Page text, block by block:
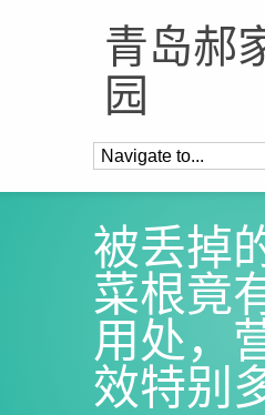
青岛郝
园
被丢掉
菜根竟
用处，
效特别